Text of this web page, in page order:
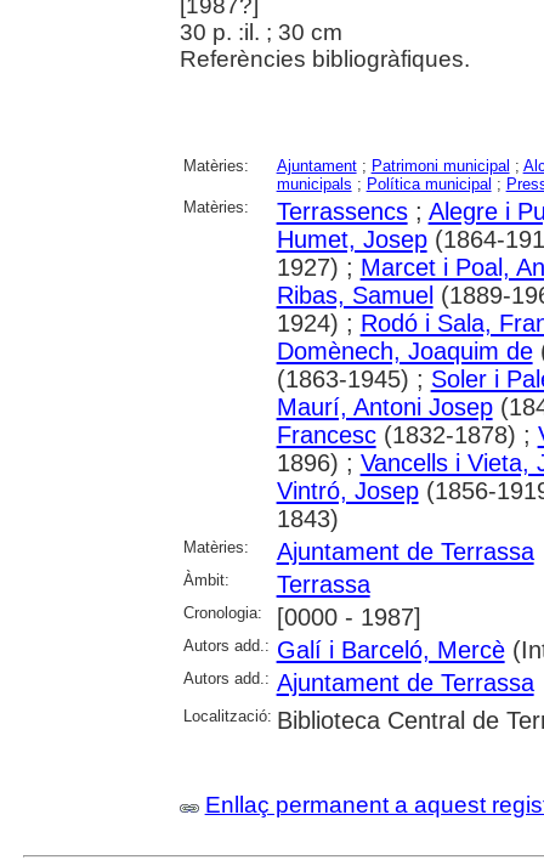
30 p. :il. ; 30 cm
Referències bibliogràfiques.
Matèries: Ajuntament; Patrimoni municipal ;
municipals ; Política municipal ;
Matèries:
Terrassencs; Alegre i
Humet, Josep(1864-
1927) ; Marcet i Poal,
Ribas, Samuel(1889-
1924) ; Rodó i Sala,
Domènech, Joaquim de
(1863-1945) ; Soler i
Maurí, Antoni Josep
Francesc(1832-1878) ;
1896) ; Vancells i Vieta,
Vintró, Josep(1856-
1843)
Matèries: Ajuntament de Terrassa
Àmbit: Terrassa
Cronologia: [0000 - 1987]
Autors add.: Galí i Barceló, Mercè
Autors add.: Ajuntament de Terrassa
Localització: Biblioteca Central de
Enllaç permanent a aquest